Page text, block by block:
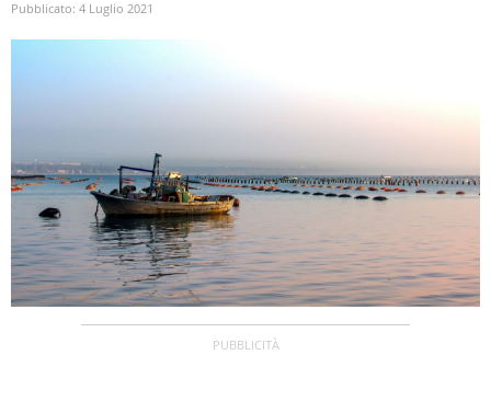
Pubblicato: 4 Luglio 2021